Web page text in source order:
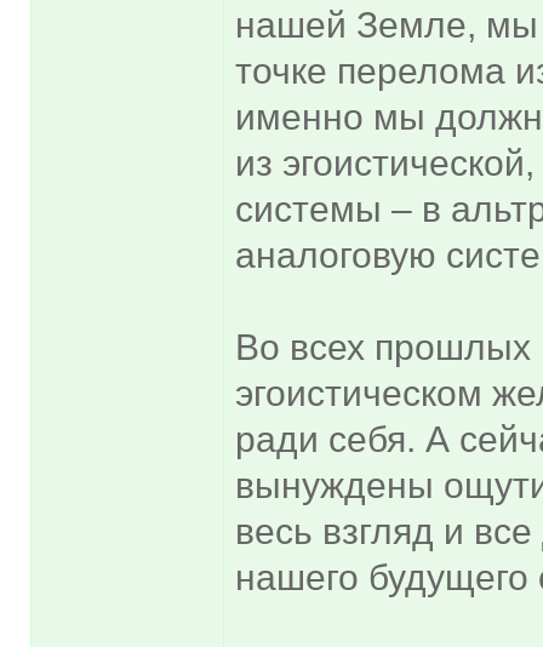
нашей Земле, мы
точке перелома
именно мы
из
системы – в
аналоговую
Во всех прошлых
эгоистическом
ради себя. А
вынуждены
весь взгляд и
нашего